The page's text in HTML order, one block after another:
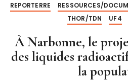
REPORTERRE
RESSOURCES/
THOR/TDN
UF4
À Narbonne, le
des liquides
la